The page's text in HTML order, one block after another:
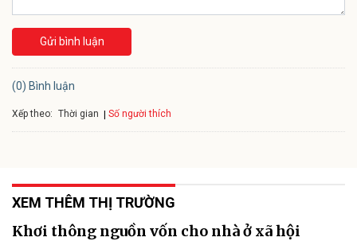
Gửi bình luận
(0) Bình luận
Xếp theo: Thời gian Số người thích
XEM THÊM THỊ TRƯỜNG
Khơi thông nguồn vốn cho nhà ở xã hội